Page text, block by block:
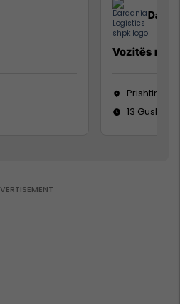
Vozitës me
Prishtinë
13 Gusht